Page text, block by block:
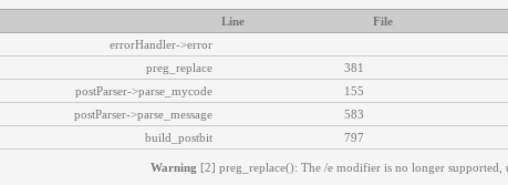
File
Line
errorHandler->error
381
preg_replace
155
postParser->parse_mycode
583
postParser->parse_message
797
build_postbit
Warning [2] preg_replace(): The /e modifier is no longer supported,